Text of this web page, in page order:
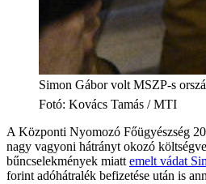
Simon Gábor volt MSZP-s
Fotó: Kovács Tamás / MTI
A Központi Nyomozó Főügyészség
nagy vagyoni hátrányt okozó
bűncselekmények miatt emelt vádat
forint adóhátralék befizetése után is